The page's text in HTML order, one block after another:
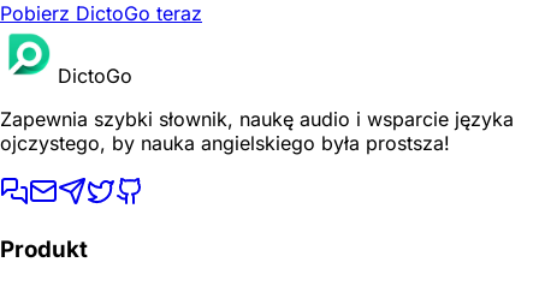
Pobierz DictoGo teraz
DictoGo
Zapewnia szybki słownik, naukę audio i wsparcie języka
ojczystego, by nauka angielskiego była prostsza!
Produkt